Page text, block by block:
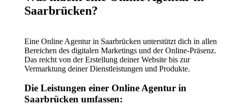
Saarbrücken?
Eine Online Agentur in Saarbrücken unterstützt dich in allen
Bereichen des digitalen Marketings und der Online-Präsenz.
Das reicht von der Erstellung deiner Website bis zur
Vermarktung deiner Dienstleistungen und Produkte.
Die Leistungen einer Online Agentur in
Saarbrücken umfassen: